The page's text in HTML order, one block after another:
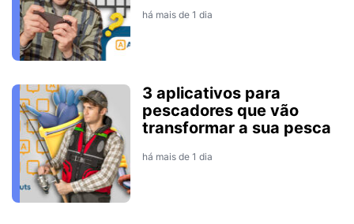
há mais de 1 dia
3 aplicativos para
pescadores que vão
transformar a sua pesca
há mais de 1 dia